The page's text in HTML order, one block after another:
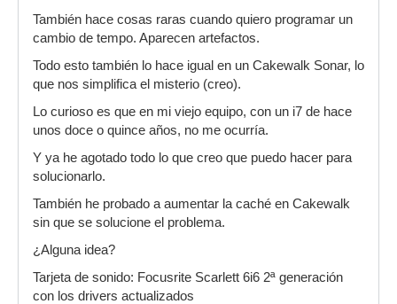
También hace cosas raras cuando quiero programar un
cambio de tempo. Aparecen artefactos.
Todo esto también lo hace igual en un Cakewalk Sonar, lo
que nos simplifica el misterio (creo).
Lo curioso es que en mi viejo equipo, con un i7 de hace
unos doce o quince años, no me ocurría.
Y ya he agotado todo lo que creo que puedo hacer para
solucionarlo.
También he probado a aumentar la caché en Cakewalk
sin que se solucione el problema.
¿Alguna idea?
Tarjeta de sonido: Focusrite Scarlett 6i6 2ª generación
con los drivers actualizados